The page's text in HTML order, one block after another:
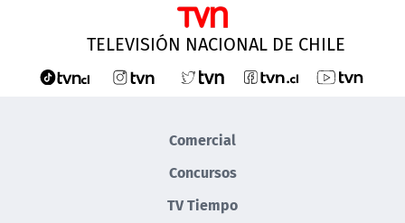
TELEVISIÓN NACIONAL DE CHILE
Comercial
Concursos
TV Tiempo